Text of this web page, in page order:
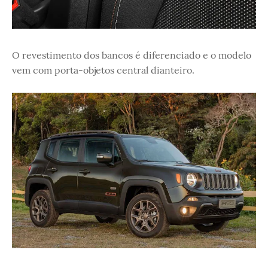
O revestimento dos bancos é diferenciado e o modelo
vem com porta-objetos central dianteiro.